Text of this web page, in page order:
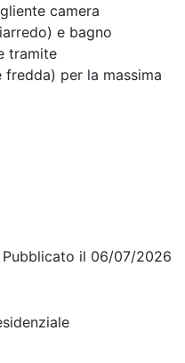
camera
e bagno
tramite
per la massima
Pubblicato il 06/07/2026